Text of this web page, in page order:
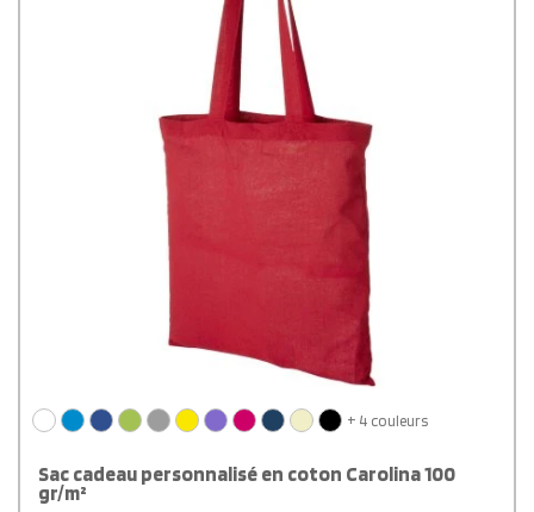
+ 4 couleurs
Sac cadeau personnalisé en coton Carolina 100
gr/m²